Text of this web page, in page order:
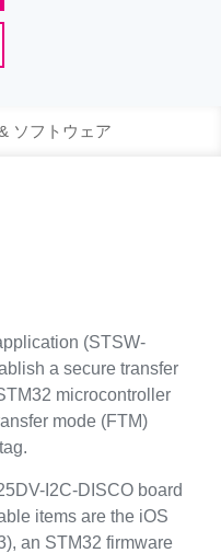
ソフトウェア
(STSW-
a secure transfer
microcontroller
mode (FTM)
I2C-DISCO board
items are the iOS
an STM32 firmware